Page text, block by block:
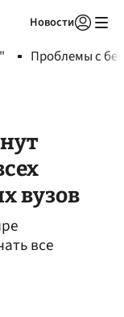
Новости
Проблемы с
вузов
все